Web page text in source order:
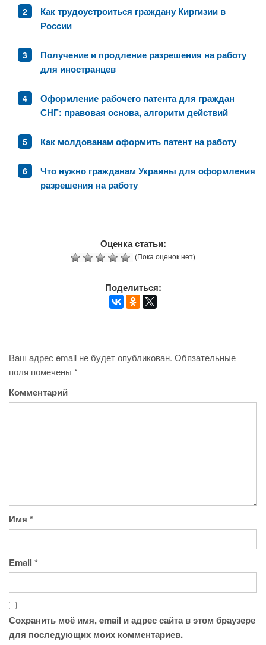
Как трудоустроиться граждану Киргизии в
России
Получение и продление разрешения на работу
для иностранцев
Оформление рабочего патента для граждан
СНГ: правовая основа, алгоритм действий
Как молдованам оформить патент на работу
Что нужно гражданам Украины для оформления
разрешения на работу
Оценка статьи:
(Пока оценок нет)
Поделиться:
Ваш адрес email не будет опубликован. Обязательные
поля помечены *
Комментарий
Имя *
Email *
Сохранить моё имя, email и адрес сайта в этом браузере
для последующих моих комментариев.